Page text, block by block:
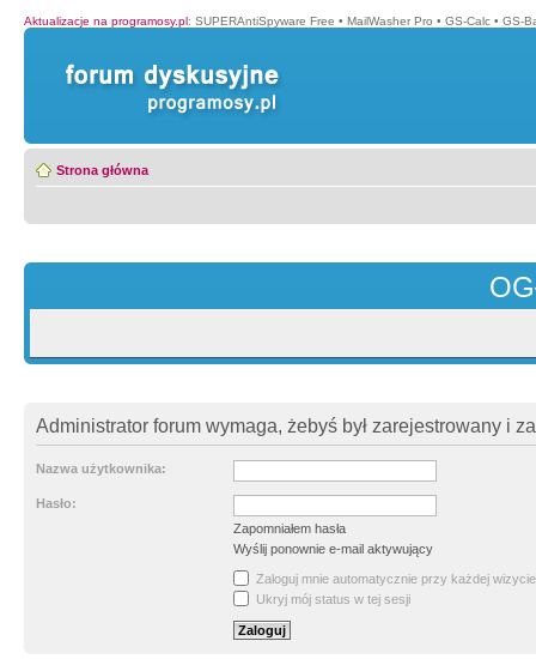
Aktualizacje na programosy.pl: SUPERAntiSpyware Free • MailWasher Pro • GS-Calc • GS-
Strona główna
Administrator forum wymaga, żebyś był zarejestrowany i
Nazwa użytkownika:
Hasło:
Zapomniałem hasła
Wyślij ponownie e-mail aktywujący
Zaloguj mnie automatycznie przy każdej wizycie
Ukryj mój status w tej sesji